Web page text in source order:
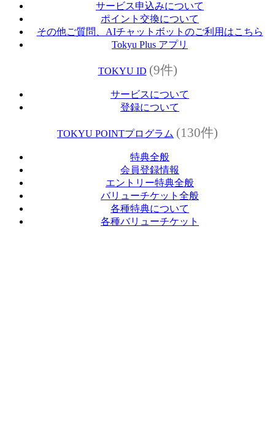
サービス申込みについて
ポイント交換について
その他ご質問、AIチャットボットのご利用はこちら
Tokyu Plus アプリ
TOKYU ID (9件)
サービスについて
登録について
TOKYU POINTプログラム (130件)
特典全般
会員登録情報
エントリー特典全般
バリューチケット全般
各種特典について
各種バリューチケット